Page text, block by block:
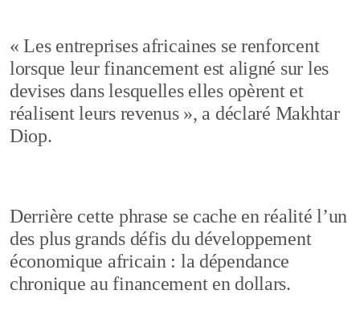
« Les entreprises africaines se renforcent
lorsque leur financement est aligné sur les
devises dans lesquelles elles opèrent et
réalisent leurs revenus », a déclaré Makhtar
Diop.
Derrière cette phrase se cache en réalité l’un
des plus grands défis du développement
économique africain : la dépendance
chronique au financement en dollars.